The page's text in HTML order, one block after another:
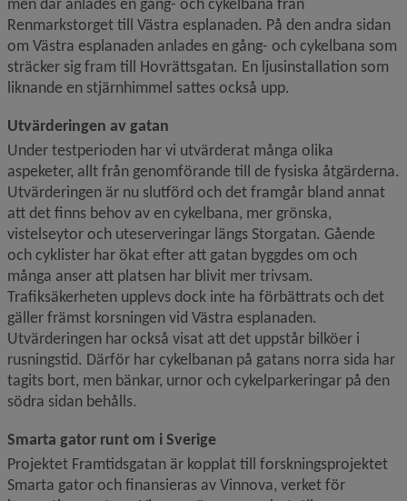
Renmarkstorget till Västra esplanaden. På den andra sidan
om Västra esplanaden anlades en gång- och cykelbana som
sträcker sig fram till Hovrättsgatan. En ljusinstallation som
liknande en stjärnhimmel sattes också upp.
Utvärderingen av gatan
Under testperioden har vi utvärderat många olika
aspeketer, allt från genomförande till de fysiska åtgärderna.
Utvärderingen är nu slutförd och det framgår bland annat
att det finns behov av en cykelbana, mer grönska,
vistelseytor och uteserveringar längs Storgatan. Gående
och cyklister har ökat efter att gatan byggdes om och
många anser att platsen har blivit mer trivsam.
Trafiksäkerheten upplevs dock inte ha förbättrats och det
gäller främst korsningen vid Västra esplanaden.
Utvärderingen har också visat att det uppstår bilköer i
rusningstid. Därför har cykelbanan på gatans norra sida har
tagits bort, men bänkar, urnor och cykelparkeringar på den
södra sidan behålls.
Smarta gator runt om i Sverige
Projektet Framtidsgatan är kopplat till forskningsprojektet
Smarta gator och finansieras av Vinnova, verket för